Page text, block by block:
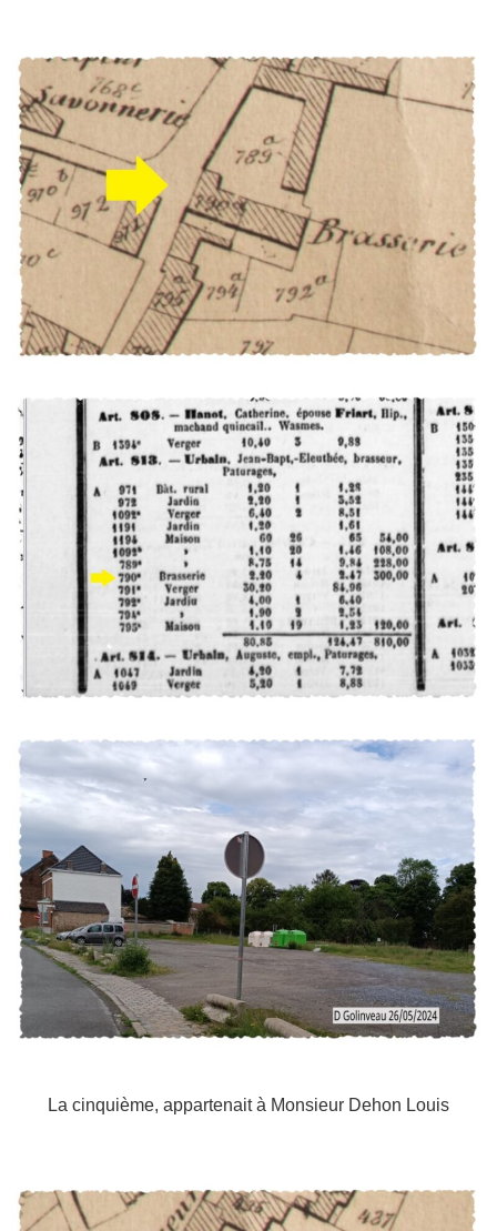
La cinquième, appartenait à Monsieur Dehon Louis